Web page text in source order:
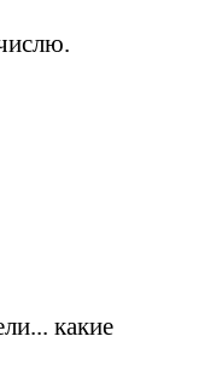
какие